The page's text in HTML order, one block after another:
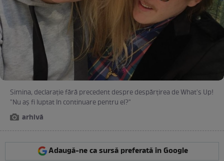
Simina, declaraţie fără precedent despre despărţirea de What's Up!
"Nu aş fi luptat în continuare pentru el?"
arhivă
Adaugă-ne ca sursă preferată în Google